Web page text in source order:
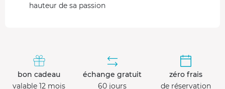
hauteur de sa passion
bon cadeau
valable 12 mois
échange gratuit
60 jours
zéro frais
de réservation